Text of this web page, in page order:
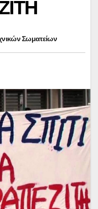
Σωματείων